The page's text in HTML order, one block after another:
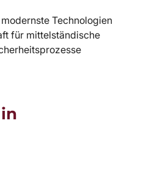
Technologien
für mittelständische